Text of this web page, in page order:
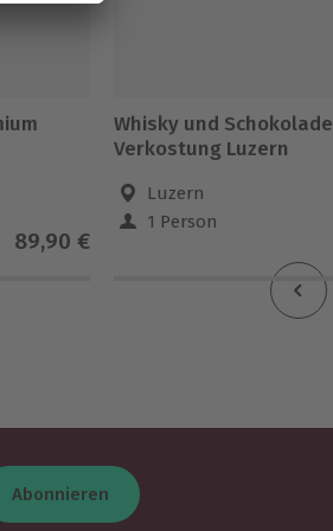
89,90 €
Whisky und Schokolade
Verkostung Luzern
Luzern
1 Person
Abonnieren